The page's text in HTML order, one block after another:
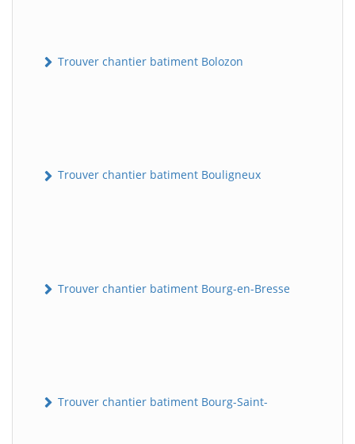
Trouver chantier batiment Bolozon
Trouver chantier batiment Bouligneux
Trouver chantier batiment Bourg-en-Bresse
Trouver chantier batiment Bourg-Saint-